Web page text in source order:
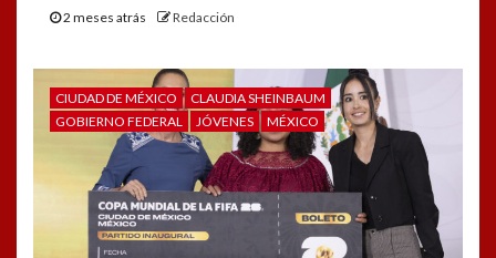
2 meses atrás Redacción
CIUDAD DE MÉXICO
CLAUDIA SHEINBAUM
GOBIERNO FEDERAL
JÓVENES MÉXICO